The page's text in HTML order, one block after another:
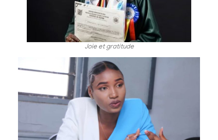
Joie et gratitude